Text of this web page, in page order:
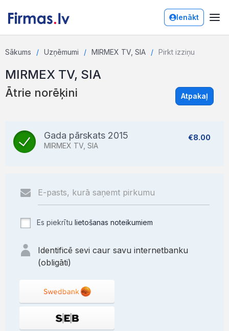
Ienākt
Sākums Uzņēmumi MIRMEX TV, SIA Pirkt izziņu
MIRMEX TV, SIA
Ātrie norēķini Atpakaļ
Gada pārskats 2015
MIRMEX TV, SIA
€8.00
Es piekrītu lietošanas noteikumiem
Identificē sevi caur savu internetbanku
(obligāti)